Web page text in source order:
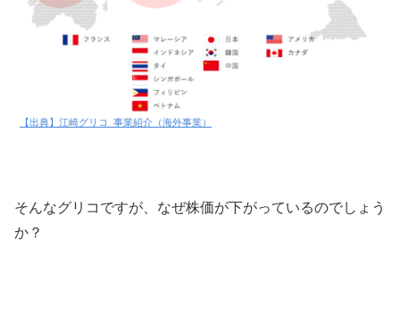
【出典】江崎グリコ_事業紹介（海外事業）
そんなグリコですが、なぜ株価が下がっているのでしょう
か？